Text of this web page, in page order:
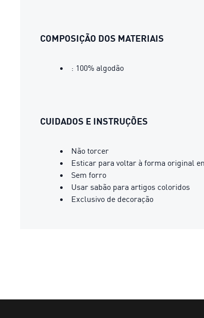
COMPOSIÇÃO DOS MATERIAIS
: 100% algodão
CUIDADOS E INSTRUÇÕES
Não torcer
Esticar para voltar à forma original
Sem forro
Usar sabão para artigos coloridos
Exclusivo de decoração